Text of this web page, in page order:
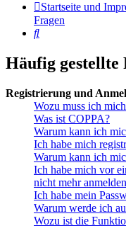
Startseite und
Fragen
Suche
Häufig gestellte
Registrierung und
Wozu muss ich
Was ist COPPA?
Warum kann ich
Ich habe mich
Warum kann ich
Ich habe mich vor
nicht mehr
Ich habe mein
Warum werde ich
Wozu ist die